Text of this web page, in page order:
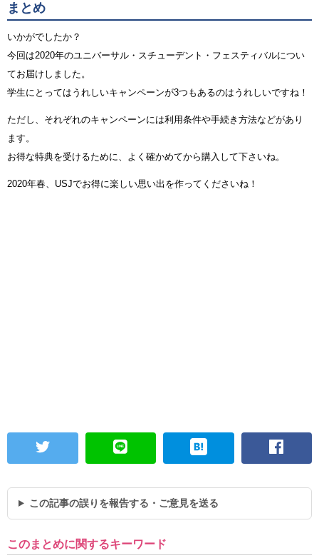
まとめ
いかがでしたか？
今回は2020年のユニバーサル・スチューデント・フェスティバルについ
てお届けしました。
学生にとってはうれしいキャンペーンが3つもあるのはうれしいですね！
ただし、それぞれのキャンペーンには利用条件や手続き方法などがあり
ます。
お得な特典を受けるために、よく確かめてから購入して下さいね。
2020年春、USJでお得に楽しい思い出を作ってくださいね！
この記事の誤りを報告する・ご意見を送る
このまとめに関するキーワード